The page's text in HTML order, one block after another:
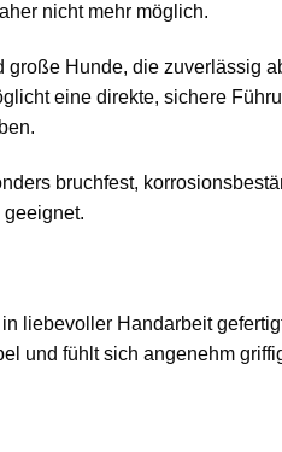
nicht mehr möglich.
Hunde, die zuverlässig
eine direkte, sichere
bruchfest,
liebevoller Handarbeit
und fühlt sich angenehm